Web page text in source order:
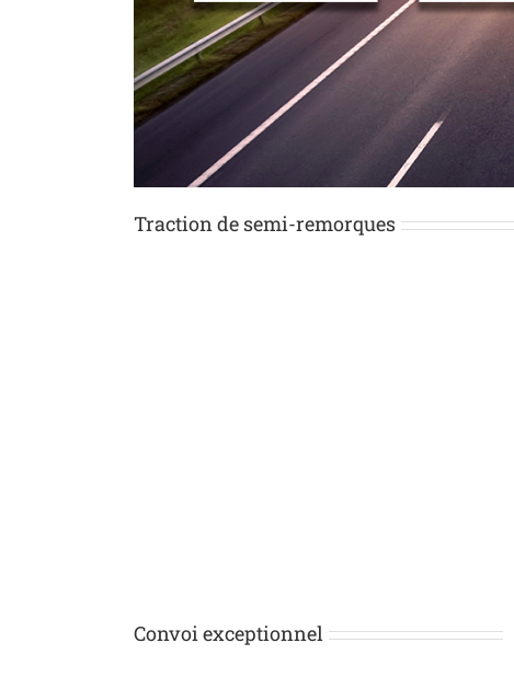
Traction de semi-remorques
Convoi exceptionnel